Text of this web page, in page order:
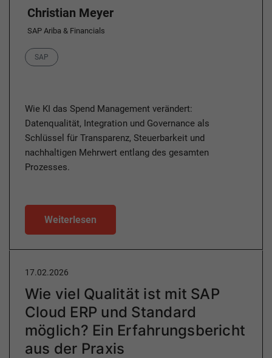
Christian Meyer
SAP Ariba & Financials
Category
SAP
Wie KI das Spend Management verändert:
Datenqualität, Integration und Governance als
Schlüssel für Transparenz, Steuerbarkeit und
nachhaltigen Mehrwert entlang des gesamten
Prozesses.
Weiterlesen
17.02.2026
Wie viel Qualität ist mit SAP
Cloud ERP und Standard
möglich? Ein Erfahrungsbericht
aus der Praxis